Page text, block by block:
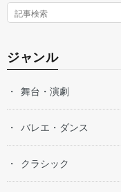
ジャンル
舞台・演劇
バレエ・ダンス
クラシック